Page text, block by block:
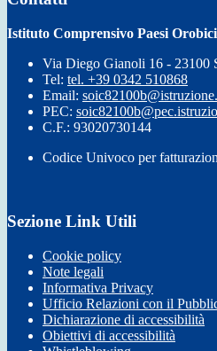
Istituto Comprensivo Paesi
Via Diego Gianoli 16 - 23100
Tel: tel. +39 0342 510868
Email:
PEC:
C.F.: 93020730144
Codice Univoco per
Sezione Link Utili
Cookie policy
Note legali
Informativa Privacy
Ufficio Relazioni con il
Dichiarazione di accessibilità
Obiettivi di accessibilità